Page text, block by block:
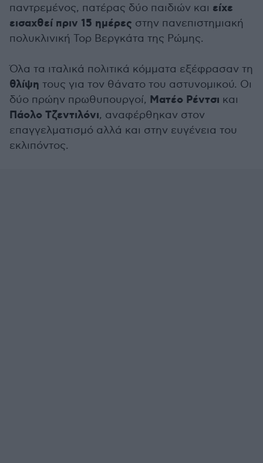
παντρεμένος, πατέρας δύο παιδιών και είχε
εισαχθεί πριν 15 ημέρες στην πανεπιστημιακή
πολυκλινική Τορ Βεργκάτα της Ρώμης.
Όλα τα ιταλικά πολιτικά κόμματα εξέφρασαν τη
θλίψη τους για τον θάνατο του αστυνομικού. Οι
δύο πρώην πρωθυπουργοί, Ματέο Ρέντσι και
Πάολο Τζεντιλόνι, αναφέρθηκαν στον
επαγγελματισμό αλλά και στην ευγένεια του
εκλιπόντος.